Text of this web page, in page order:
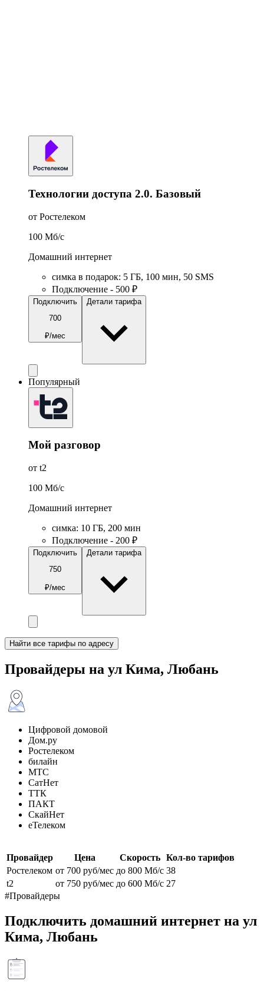
Технологии доступа 2.0. Базовый
от Ростелеком
100 Мб/c
Домашний интернет
симка в подарок: 5 ГБ, 100 мин, 50 SMS
Подключение - 500 ₽
Подключить
700
₽/мес
Детали тарифа
Популярный
Мой разговор
от t2
100 Мб/c
Домашний интернет
симка: 10 ГБ, 200 мин
Подключение - 200 ₽
Подключить
750
₽/мес
Детали тарифа
Найти все тарифы по адресу
Провайдеры на ул Кима, Любань
Цифровой домовой
Дом.ру
Ростелеком
билайн
МТС
СатНет
ТТК
ПАКТ
СкайНет
еТелеком
Провайдер Цена Скорость Кол-во тарифов
Ростелеком от 700 руб/мес до 800 Мб/с 38
t2
от 750 руб/мес до 600 Мб/с 27
#Провайдеры
Подключить домашний интернет на ул
Кима, Любань